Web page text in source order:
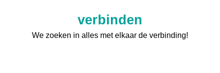
verbinden
We zoeken in alles met elkaar de verbinding!